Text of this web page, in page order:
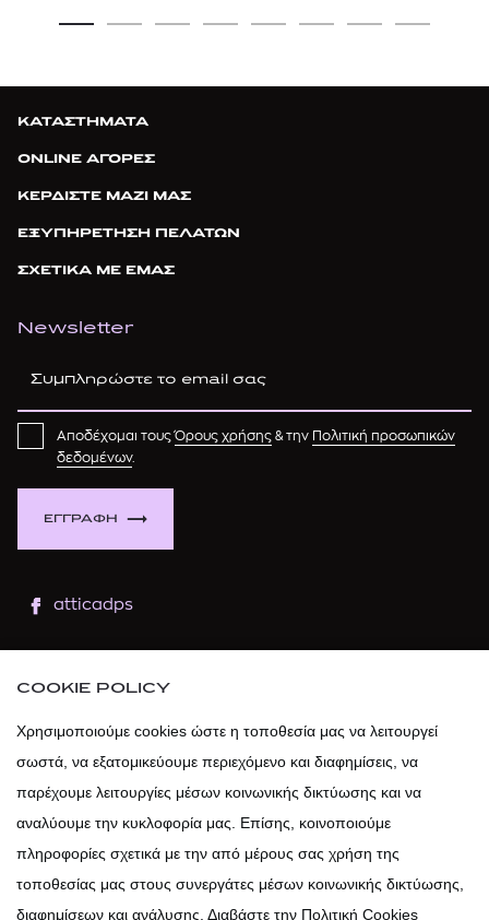
ΚΑΤΑΣΤΗΜΑΤΑ
ONLINE ΑΓΟΡΕΣ
ΚΕΡΔΙΣΤΕ ΜΑΖΙ ΜΑΣ
ΕΞΥΠΗΡΕΤΗΣΗ ΠΕΛΑΤΩΝ
ΣΧΕΤΙΚΑ ΜΕ ΕΜΑΣ
Newsletter
ΕΓΓΡΑΦΗ
Αποδέχομαι τουςΌρους χρήσης & την
Πολιτική προσωπικών
δεδομένων.
atticadps
atticadps
COOKIE POLICY
Χρησιμοποιούμε cookies ώστε η τοποθεσία μας να λειτουργεί
σωστά, να εξατομικεύουμε περιεχόμενο και διαφημίσεις, να
παρέχουμε λειτουργίες μέσων κοινωνικής δικτύωσης και να
αναλύουμε την κυκλοφορία μας. Επίσης, κοινοποιούμε
πληροφορίες σχετικά με την από μέρους σας χρήση της
τοποθεσίας μας στους συνεργάτες μέσων κοινωνικής δικτύωσης,
διαφημίσεων και ανάλυσης. Διαβάστε την Πολιτική Cookies